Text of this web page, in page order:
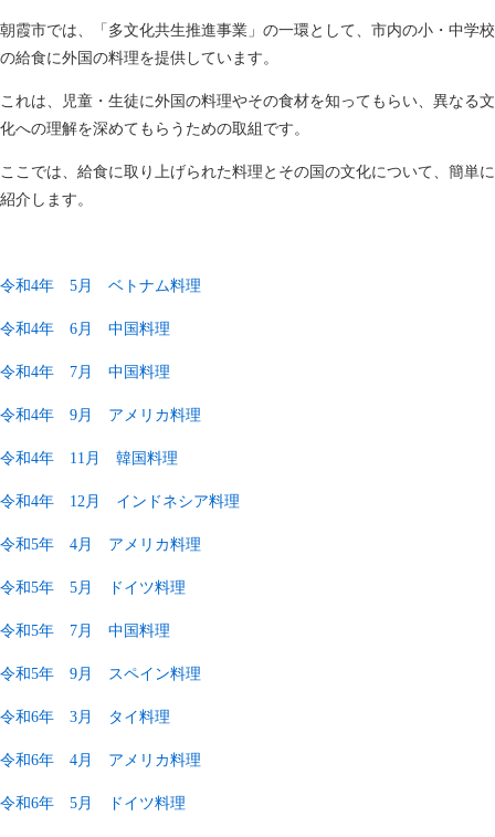
朝霞市では、「多文化共生推進事業」の一環として、市内の小・中学校
の給食に外国の料理を提供しています。
これは、児童・生徒に外国の料理やその食材を知ってもらい、異なる文
化への理解を深めてもらうための取組です。
ここでは、給食に取り上げられた料理とその国の文化について、簡単に
紹介します。
令和4年 5月 ベトナム料理
令和4年 6月 中国料理
令和4年 7月 中国料理
令和4年 9月 アメリカ料理
令和4年 11月 韓国料理
令和4年 12月 インドネシア料理
令和5年 4月 アメリカ料理
令和5年 5月 ドイツ料理
令和5年 7月 中国料理
令和5年 9月 スペイン料理
令和6年 3月 タイ料理
令和6年 4月 アメリカ料理
令和6年 5月 ドイツ料理